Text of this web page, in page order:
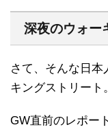
深夜のウォー
さて、そんな日
キングストリート
GW直前のレポー